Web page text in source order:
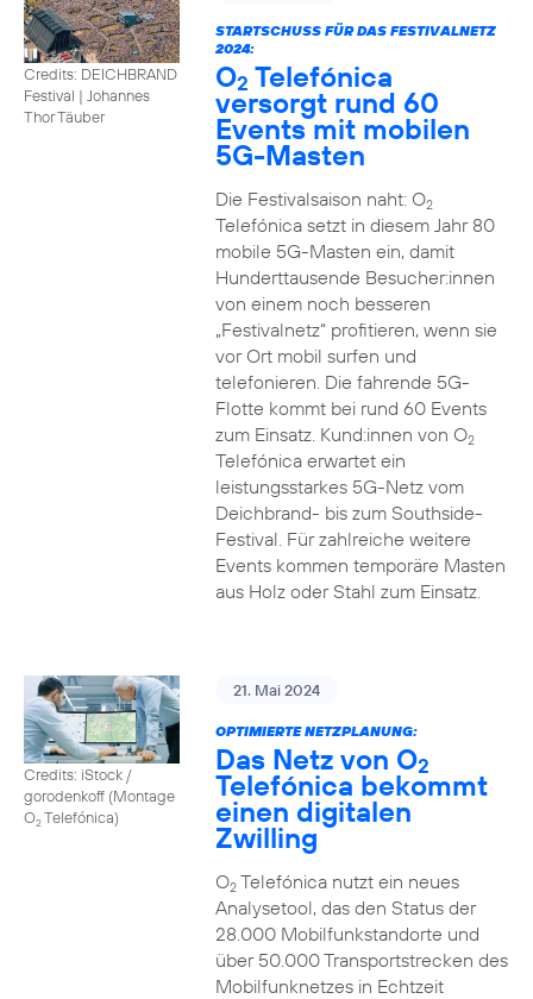
Credits: DEICHBRAND
Festival | Johannes
Thor Täuber
STARTSCHUSS FÜR DAS FESTIVALNETZ
2024:
O2 Telefónica
versorgt rund 60
Events mit mobilen
5G-Masten
Die Festivalsaison naht: O2
Telefónica setzt in diesem Jahr 80
mobile 5G-Masten ein, damit
Hunderttausende Besucher:innen
von einem noch besseren
„Festivalnetz“ profitieren, wenn sie
vor Ort mobil surfen und
telefonieren. Die fahrende 5G-
Flotte kommt bei rund 60 Events
zum Einsatz. Kund:innen von O2
Telefónica erwartet ein
leistungsstarkes 5G-Netz vom
Deichbrand- bis zum Southside-
Festival. Für zahlreiche weitere
Events kommen temporäre Masten
aus Holz oder Stahl zum Einsatz.
Credits: iStock /
gorodenkoff (Montage
O2Telefónica)
21. Mai 2024
OPTIMIERTE NETZPLANUNG:
Das Netz von O2
Telefónica bekommt
einen digitalen
Zwilling
O2Telefónica nutzt ein neues
Analysetool, das den Status der
28.000 Mobilfunkstandorte und
über 50.000 Transportstrecken des
Mobilfunknetzes in Echtzeit